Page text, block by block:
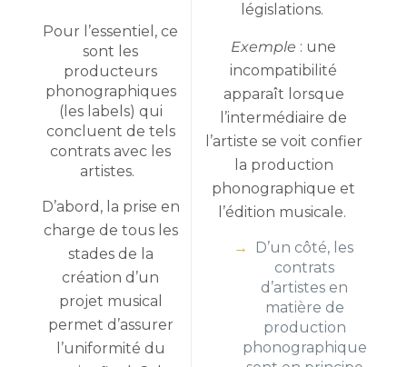
Pour l’essentiel, ce
sont les
producteurs
phonographiques
(les labels) qui
concluent de tels
contrats avec les
artistes.
D’abord, la prise en
charge de tous les
stades de la
création d’un
projet musical
permet d’assurer
l’uniformité du
législations.
Exemple : une
incompatibilité
apparaît lorsque
l’intermédiaire de
l’artiste se voit confier
la production
phonographique et
l’édition musicale.
D’un côté, les
contrats
d’artistes en
matière de
production
phonographique